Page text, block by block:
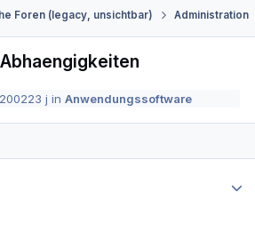
Foren (legacy, unsichtbar) Administration
23 j inAnwendungssoftware